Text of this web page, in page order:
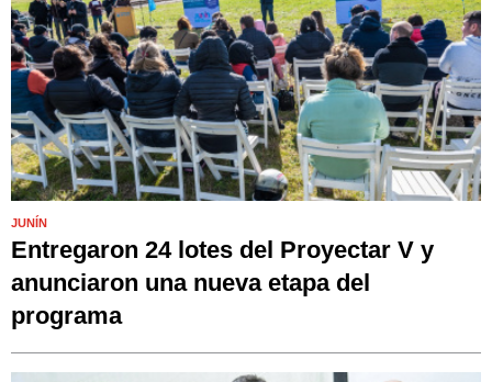
JUNÍN
Entregaron 24 lotes del Proyectar V y
anunciaron una nueva etapa del
programa